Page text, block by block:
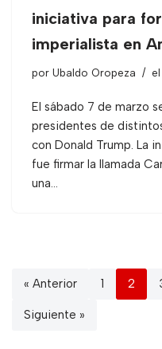
iniciativa para
imperialista en
por Ubaldo Oropeza
El sábado 7 de marzo
presidentes de
con Donald Trump. La
fue firmar la llamada
una…
« Anterior 1 2
Siguiente »